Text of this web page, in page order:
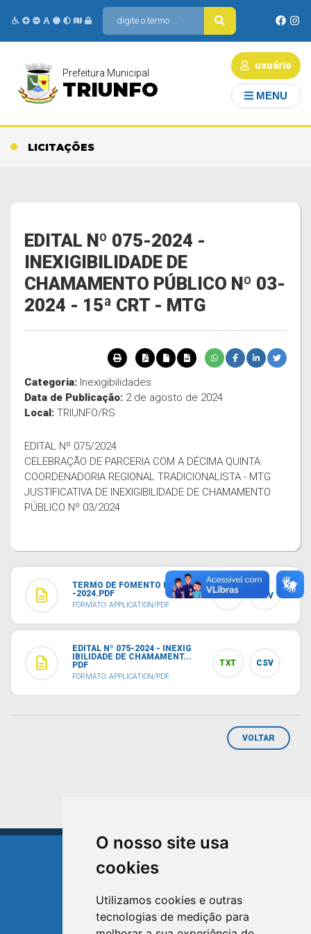
O nosso site usa
cookies
Utilizamos cookies e outras
tecnologias de medição para
usuário
Prefeitura Municipal
TRIUNFO MENU
LICITAÇÕES
EDITAL Nº 075-2024 -
INEXIGIBILIDADE DE
CHAMAMENTO PÚBLICO Nº 03-
2024 - 15ª CRT - MTG
Categoria: Inexigibilidades
Data de Publicação: 2 de agosto de 2024
Local: TRIUNFO/RS
EDITAL Nº 075/2024
CELEBRAÇÃO DE PARCERIA COM A DÉCIMA QUINTA
COORDENADORIA REGIONAL TRADICIONALISTA - MTG
JUSTIFICATIVA DE INEXIGIBILIDADE DE CHAMAMENTO
PÚBLICO Nº 03/2024
description
TERMO DE FOMENTO Nº 005
-2024.PDF
FORMATO: APPLICATION/PDF
TXT CSV
description
EDITAL Nº 075-2024 - INEXIG
IBILIDADE DE CHAMAMENT...
PDF
FORMATO: APPLICATION/PDF
TXT CSV
VOLTAR
TRIUNFO